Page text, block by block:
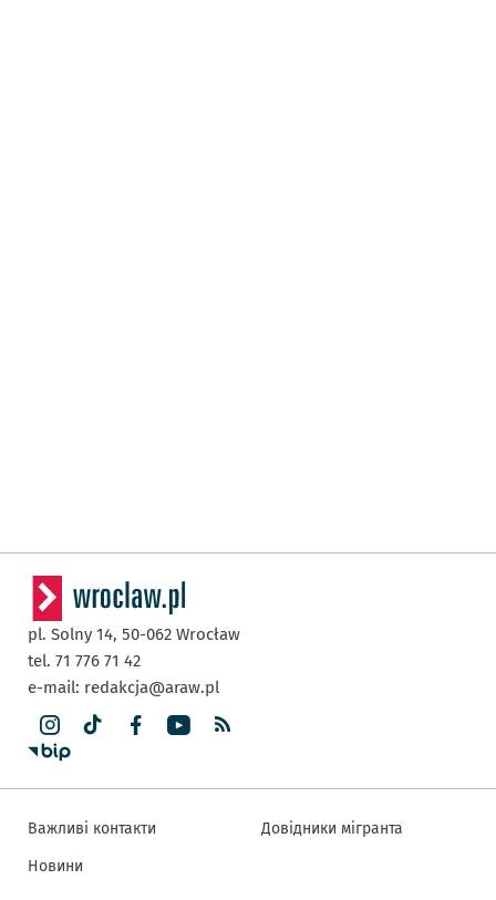
pl. Solny 14, 50-062 Wrocław
tel. 71 776 71 42
e-mail: redakcja@araw.pl
Важливі контакти
Новини
Довідники мігранта